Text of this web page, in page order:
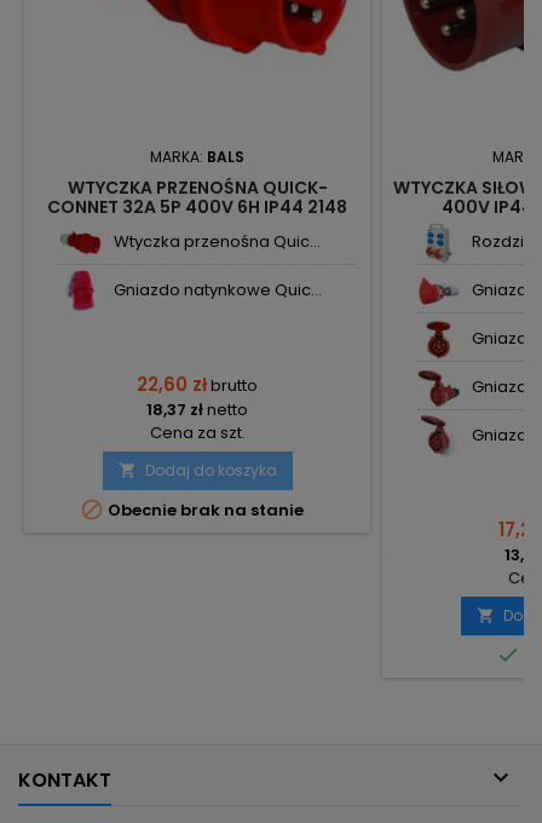
MARKA: BALS
WTYCZKA PRZENOŚNA QUICK-
CONNET 32A 5P 400V 6H IP44 2148
Wtyczka przenośna Quic...
Gniazdo natynkowe Quic...
22,60 złbrutto
18,37 złnetto
Cena za szt.
 Dodaj do koszyka
 Obecnie brak na stanie
WTYCZKA
400V IP44
Gniazdo
Gniazdo
Gniazdo
Gniazdo


KONTAKT 